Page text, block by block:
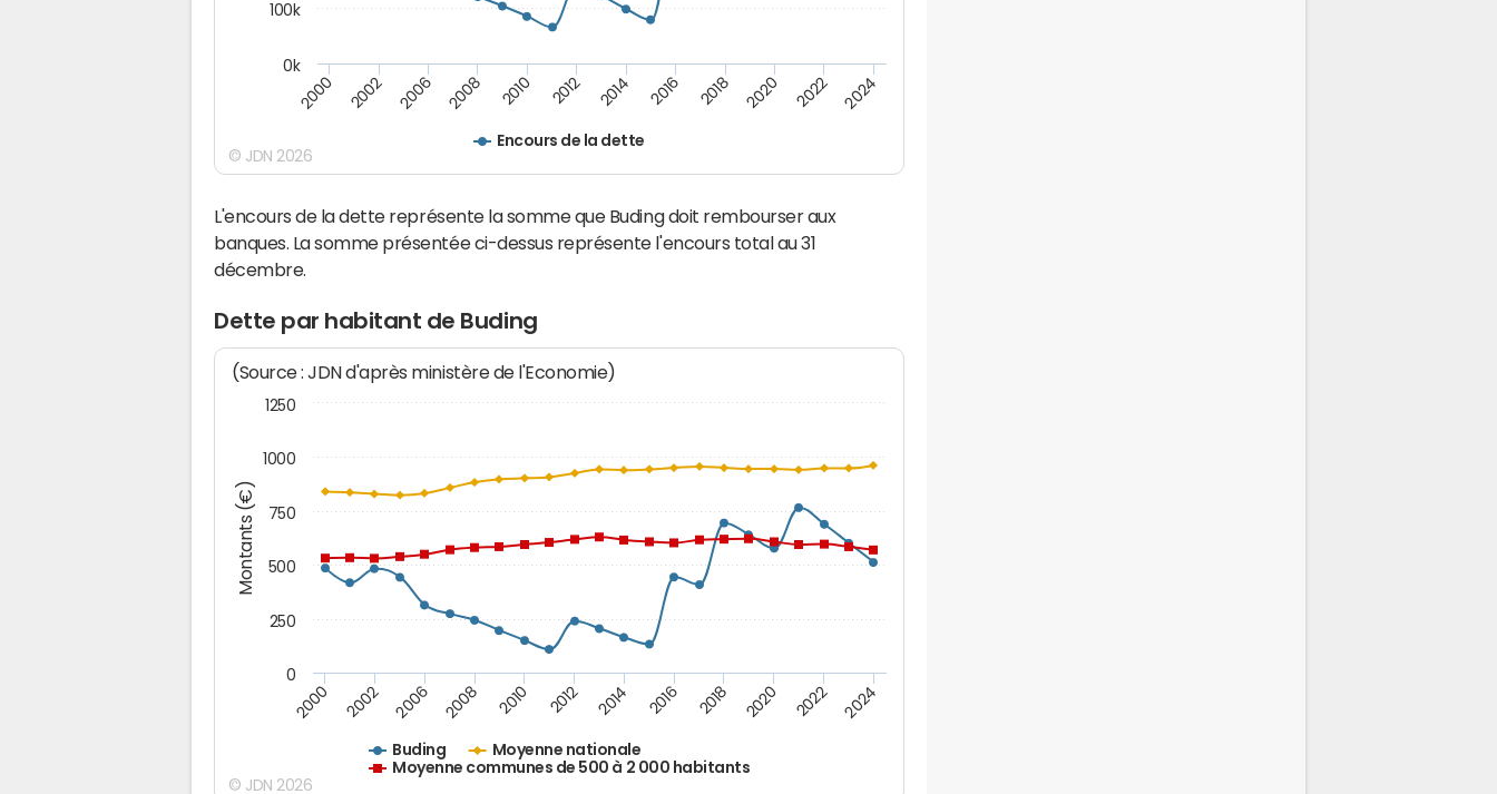
Encours de la dette
2000 2002 2006 2008 2010 2012 2014 2016 2018 2020 2022 2024
0k
100k
© JDN 2026
L'encours de la dette représente la somme que Buding doit rembourser aux
banques. La somme présentée ci-dessus représente l'encours total au 31
décembre.
Dette par habitant de Buding
Montants (€)
(Source : JDN d'après ministère de l'Economie)
Buding
Moyenne nationale
Moyenne communes de 500 à 2 000 habitants
2000 2002 2006 2008 2010 2012 2014 2016 2018 2020 2022 2024
0
250
500
750
1000
1250
© JDN 2026